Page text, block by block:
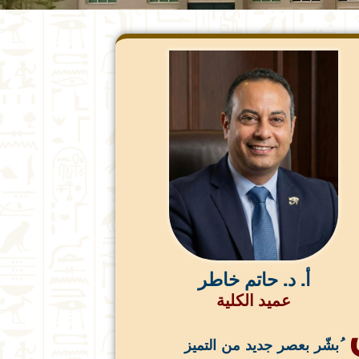
أ. د. حاتم خاطر
عميد الكلية
ُبشّر بعصر جديد من التميز